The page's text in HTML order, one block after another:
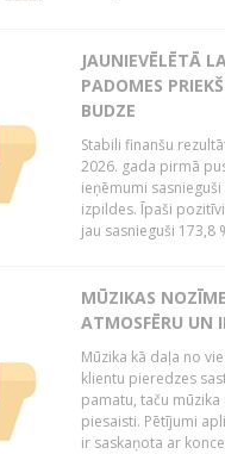
JAUNIEVĒLĒTĀ
PADOMES
BUDZE
Stabili finanšu
2026. gada pirmā
ieņēmumi
izpildes. Īpaši
jau sasnieguši 173,8
MŪZIKAS
ATMOSFĒRU UN
Mūzika kā daļa no
klientu pieredzes
pamatu, taču
piesaisti. Pētījumi
ir saskaņota ar